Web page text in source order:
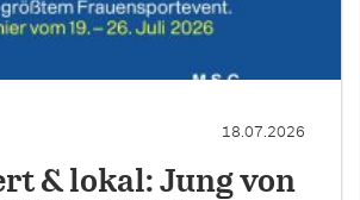
18.07.2026
& lokal: Jung von